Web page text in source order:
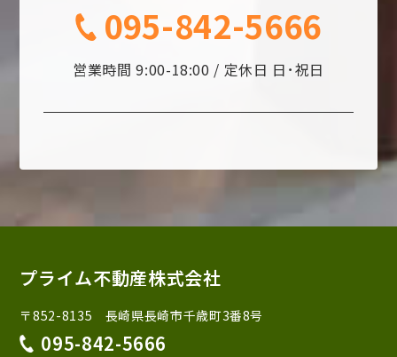
095-842-5666
営業時間 9:00-18:00 / 定休日 日･祝日
プライム不動産株式会社
〒852-8135 長崎県長崎市千歳町3番8号
095-842-5666